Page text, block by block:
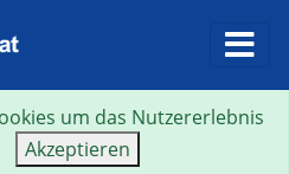
um das Nutzererlebnis
Akzeptieren